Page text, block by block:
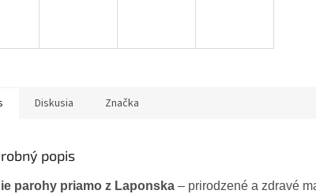
Diskusia Značka
popis
parohy priamo z Laponska – prirodzené a zdravé